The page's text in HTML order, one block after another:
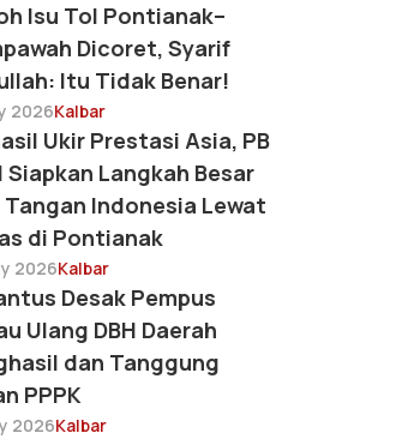
Isu Tol Pontianak–
Dicoret, Syarif
Itu Tidak Benar!
2026Kalbar
Ukir Prestasi Asia, PB
Siapkan Langkah Besar
Tangan Indonesia Lewat
di Pontianak
2026Kalbar
Desak Pempus
Ulang DBH Daerah
dan Tanggung
PPPK
2026Kalbar